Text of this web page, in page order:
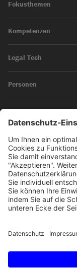
Fokusthemen
Kompetenzen
Legal Tech
Personen
News